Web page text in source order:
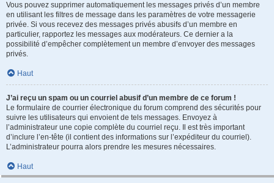
Vous pouvez supprimer automatiquement les messages privés d’un membre
en utilisant les filtres de message dans les paramètres de votre messagerie
privée. Si vous recevez des messages privés abusifs d’un membre en
particulier, rapportez les messages aux modérateurs. Ce dernier a la
possibilité d’empêcher complètement un membre d’envoyer des messages
privés.
Haut
J’ai reçu un spam ou un courriel abusif d’un membre de ce forum !
Le formulaire de courrier électronique du forum comprend des sécurités pour
suivre les utilisateurs qui envoient de tels messages. Envoyez à
l’administrateur une copie complète du courriel reçu. Il est très important
d’inclure l’en-tête (il contient des informations sur l’expéditeur du courriel).
L’administrateur pourra alors prendre les mesures nécessaires.
Haut